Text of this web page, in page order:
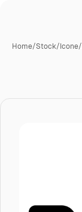
Home/Stock/Icone/